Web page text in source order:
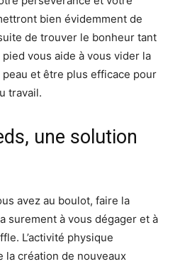
bien évidemment de
de trouver le bonheur tant
vous aide à vous vider la
peau et être plus efficace pour
travail.
une solution
avez au boulot, faire la
surement à vous dégager et à
L’activité physique
la création de nouveaux